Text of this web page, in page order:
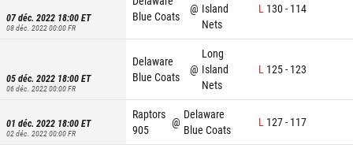
07 déc. 2022 18:00ET
08 déc. 2022 00:00FR
Blue Coats
@ Island
Nets
L 130- 114
05 déc. 2022 18:00ET
06 déc. 2022 00:00FR
Delaware
Blue Coats
@
Long
Island
Nets
L 125- 123
01 déc. 2022 18:00ET
02 déc. 2022 00:00FR
Raptors
905
@
Delaware
Blue Coats
L 127- 117